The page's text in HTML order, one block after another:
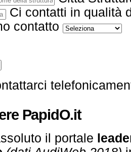
Ci contatti in qualità
contatto
PapidO.it
il portale